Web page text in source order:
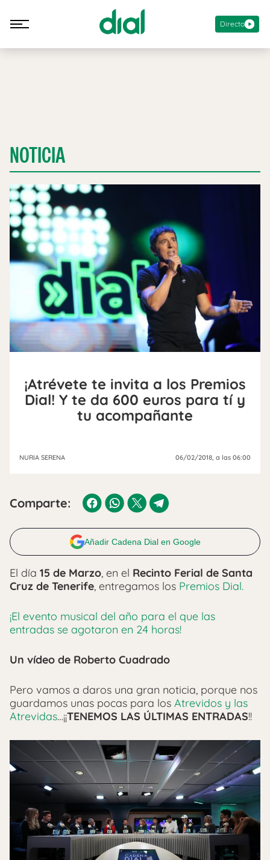
Directo
NOTICIA
¡Atrévete te invita a los Premios
Dial! Y te da 600 euros para tí y
tu acompañante
NURIA SERENA 06/02/2018 , a las 06:00
Comparte:
Añadir Cadena Dial en Google
El día 15 de Marzo, en el Recinto Ferial de Santa
Cruz de Tenerife, entregamos los Premios Dial.
¡El evento musical del año para el que las
entradas se agotaron en 24 horas!
Un vídeo de Roberto Cuadrado
Pero vamos a daros una gran noticia, porque nos
guardamos unas pocas para los Atrevidos y las
Atrevidas…¡¡TENEMOS LAS ÚLTIMAS ENTRADAS!!